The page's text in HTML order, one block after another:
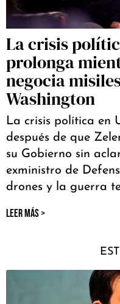
La crisis
prolonga
negocia
Washington
La crisis política en
después de que
su Gobierno sin
exministro de
drones y la guerra
LEER MÁS >